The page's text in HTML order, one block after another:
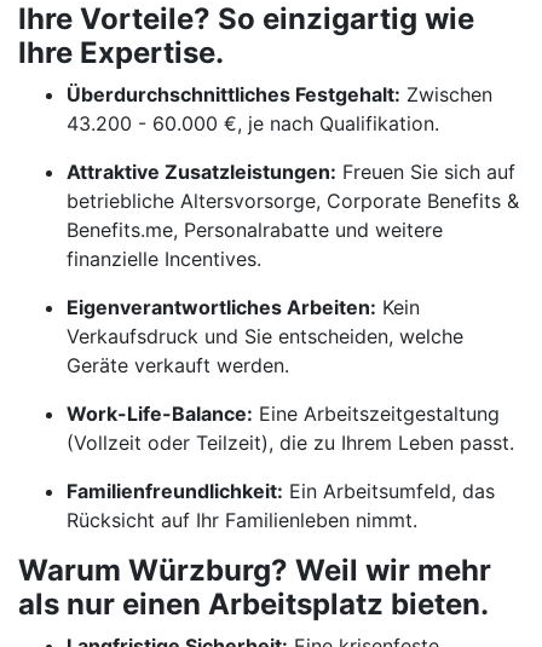
Ihre Vorteile? So einzigartig wie
Ihre Expertise.
Überdurchschnittliches Festgehalt: Zwischen
43.200 - 60.000 €, je nach Qualifikation.
Attraktive Zusatzleistungen: Freuen Sie sich auf
betriebliche Altersvorsorge, Corporate Benefits &
Benefits.me, Personalrabatte und weitere
finanzielle Incentives.
Eigenverantwortliches Arbeiten: Kein
Verkaufsdruck und Sie entscheiden, welche
Geräte verkauft werden.
Work-Life-Balance: Eine Arbeitszeitgestaltung
(Vollzeit oder Teilzeit), die zu Ihrem Leben passt.
Familienfreundlichkeit: Ein Arbeitsumfeld, das
Rücksicht auf Ihr Familienleben nimmt.
Warum Würzburg? Weil wir mehr
als nur einen Arbeitsplatz bieten.